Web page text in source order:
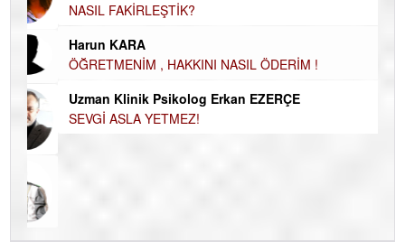
NASIL FAKİRLEŞTİK?
Harun KARA
ÖĞRETMENİM , HAKKINI NASIL ÖDERİM !
Uzman Klinik Psikolog Erkan EZERÇE
SEVGİ ASLA YETMEZ!